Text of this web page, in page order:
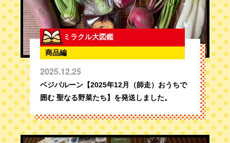
ミラクル大図鑑
商品編
2025.12.25
ベジバルーン【2025年12月（師走）おうちで
囲む 聖なる野菜たち】を発送しました。